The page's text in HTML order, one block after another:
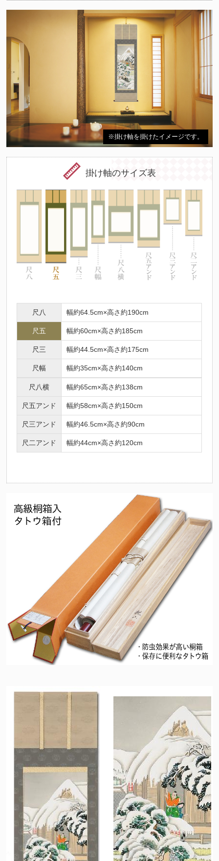
※掛け軸を掛けたイメージです。
掛け軸のサイズ表
尺八 幅約64.5cm×高さ約190cm
尺五 幅約60cm×高さ約185cm
尺三 幅約44.5cm×高さ約175cm
尺幅 幅約35cm×高さ約140cm
尺八横 幅約65cm×高さ約138cm
尺五アンド 幅約58cm×高さ約150cm
尺三アンド 幅約46.5cm×高さ約90cm
尺二アンド 幅約44cm×高さ約120cm